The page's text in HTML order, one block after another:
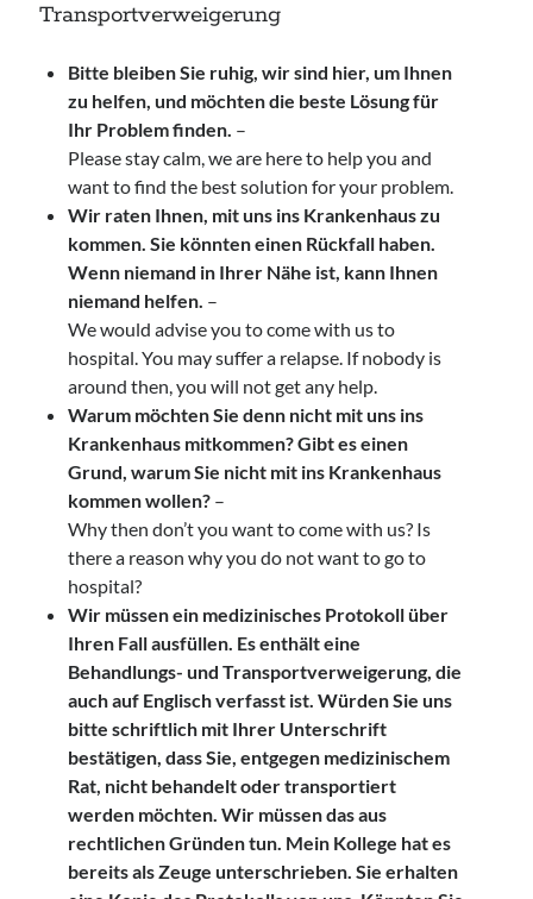
Transportverweigerung
Bitte bleiben Sie ruhig, wir sind hier, um Ihnen
zu helfen, und möchten die beste Lösung für
Ihr Problem finden. –
Please stay calm, we are here to help you and
want to find the best solution for your problem.
Wir raten Ihnen, mit uns ins Krankenhaus zu
kommen. Sie könnten einen Rückfall haben.
Wenn niemand in Ihrer Nähe ist, kann Ihnen
niemand helfen. –
We would advise you to come with us to
hospital. You may suffer a relapse. If nobody is
around then, you will not get any help.
Warum möchten Sie denn nicht mit uns ins
Krankenhaus mitkommen? Gibt es einen
Grund, warum Sie nicht mit ins Krankenhaus
kommen wollen? –
Why then don’t you want to come with us? Is
there a reason why you do not want to go to
hospital?
Wir müssen ein medizinisches Protokoll über
Ihren Fall ausfüllen. Es enthält eine
Behandlungs- und Transportverweigerung, die
auch auf Englisch verfasst ist. Würden Sie uns
bitte schriftlich mit Ihrer Unterschrift
bestätigen, dass Sie, entgegen medizinischem
Rat, nicht behandelt oder transportiert
werden möchten. Wir müssen das aus
rechtlichen Gründen tun. Mein Kollege hat es
bereits als Zeuge unterschrieben. Sie erhalten